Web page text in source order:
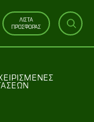
ΛΙΣΤΑ
ΠΡΟΣΦΟΡΑΣ